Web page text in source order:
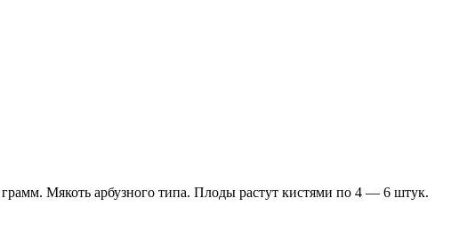
Мякоть арбузного типа. Плоды растут кистями по 4 — 6 штук.